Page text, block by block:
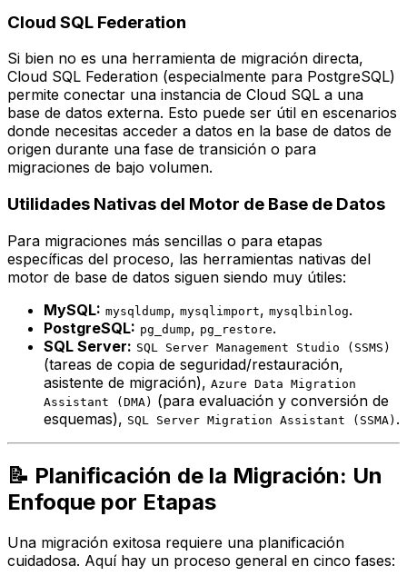
Cloud SQL Federation
Si bien no es una herramienta de migración directa,
Cloud SQL Federation (especialmente para PostgreSQL)
permite conectar una instancia de Cloud SQL a una
base de datos externa. Esto puede ser útil en escenarios
donde necesitas acceder a datos en la base de datos de
origen durante una fase de transición o para
migraciones de bajo volumen.
Utilidades Nativas del Motor de Base de Datos
Para migraciones más sencillas o para etapas
específicas del proceso, las herramientas nativas del
motor de base de datos siguen siendo muy útiles:
MySQL: mysqldump, mysqlimport, mysqlbinlog.
PostgreSQL: pg_dump, pg_restore.
SQL Server: SQL Server Management Studio (SSMS)
(tareas de copia de seguridad/restauración,
asistente de migración), Azure Data Migration
Assistant (DMA) (para evaluación y conversión de
esquemas), SQL Server Migration Assistant (SSMA) .
📝 Planificación de la Migración: Un
Enfoque por Etapas
Una migración exitosa requiere una planificación
cuidadosa. Aquí hay un proceso general en cinco fases: